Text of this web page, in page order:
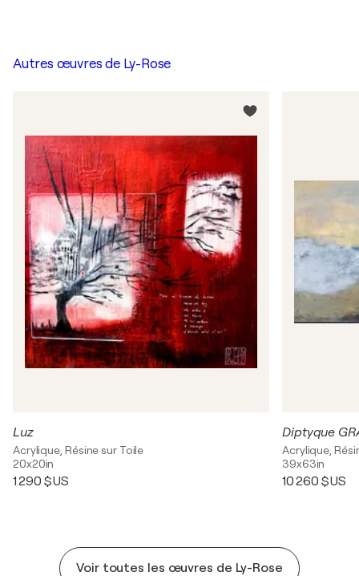
Autres œuvres de Ly-Rose
Luz
Acrylique, Résine sur Toile
20x20in
1 290 $US
Diptyque
Acrylique,
39x63in
10 260 $US
Voir toutes les œuvres de Ly-Rose